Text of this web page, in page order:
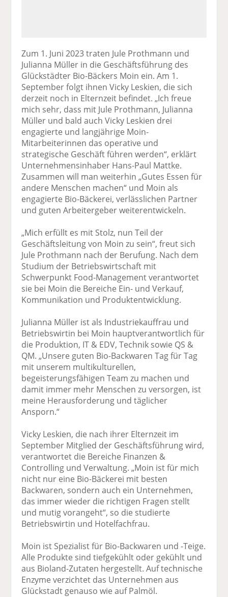
Zum 1. Juni 2023 traten Jule Prothmann und
Julianna Müller in die Geschäftsführung des
Glückstädter Bio-Bäckers Moin ein. Am 1.
September folgt ihnen Vicky Leskien, die sich
derzeit noch in Elternzeit befindet. „Ich freue
mich sehr, dass mit Jule Prothmann, Julianna
Müller und bald auch Vicky Leskien drei
engagierte und langjährige Moin-
Mitarbeiterinnen das operative und
strategische Geschäft führen werden“, erklärt
Unternehmensinhaber Hans-Paul Mattke.
Zusammen will man weiterhin „Gutes Essen für
andere Menschen machen“ und Moin als
engagierte Bio-Bäckerei, verlässlichen Partner
und guten Arbeitergeber weiterentwickeln.
„Mich erfüllt es mit Stolz, nun Teil der
Geschäftsleitung von Moin zu sein“, freut sich
Jule Prothmann nach der Berufung. Nach dem
Studium der Betriebswirtschaft mit
Schwerpunkt Food-Management verantwortet
sie bei Moin die Bereiche Ein- und Verkauf,
Kommunikation und Produktentwicklung.
Julianna Müller ist als Industriekauffrau und
Betriebswirtin bei Moin hauptverantwortlich für
die Produktion, IT & EDV, Technik sowie QS &
QM. „Unsere guten Bio-Backwaren Tag für Tag
mit unserem multikulturellen,
begeisterungsfähigen Team zu machen und
damit immer mehr Menschen zu versorgen, ist
meine Herausforderung und täglicher
Ansporn.“
Vicky Leskien, die nach ihrer Elternzeit im
September Mitglied der Geschäftsführung wird,
verantwortet die Bereiche Finanzen &
Controlling und Verwaltung. „Moin ist für mich
nicht nur eine Bio-Bäckerei mit besten
Backwaren, sondern auch ein Unternehmen,
das immer wieder die richtigen Fragen stellt
und mutig vorangeht“, so die studierte
Betriebswirtin und Hotelfachfrau.
Moin ist Spezialist für Bio-Backwaren und -Teige.
Alle Produkte sind tiefgekühlt oder gekühlt und
aus Bioland-Zutaten hergestellt. Auf technische
Enzyme verzichtet das Unternehmen aus
Glückstadt genauso wie auf Palmöl.